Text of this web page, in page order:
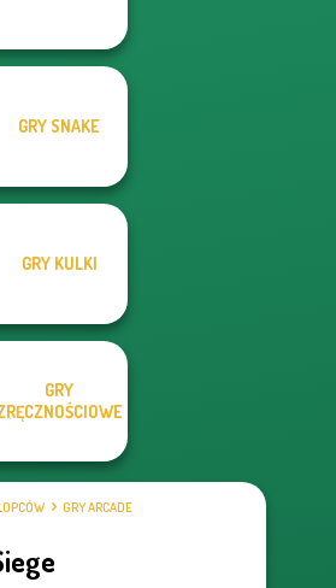
GRY SNAKE
GRY KULKI
GRY
GRY ARCADE